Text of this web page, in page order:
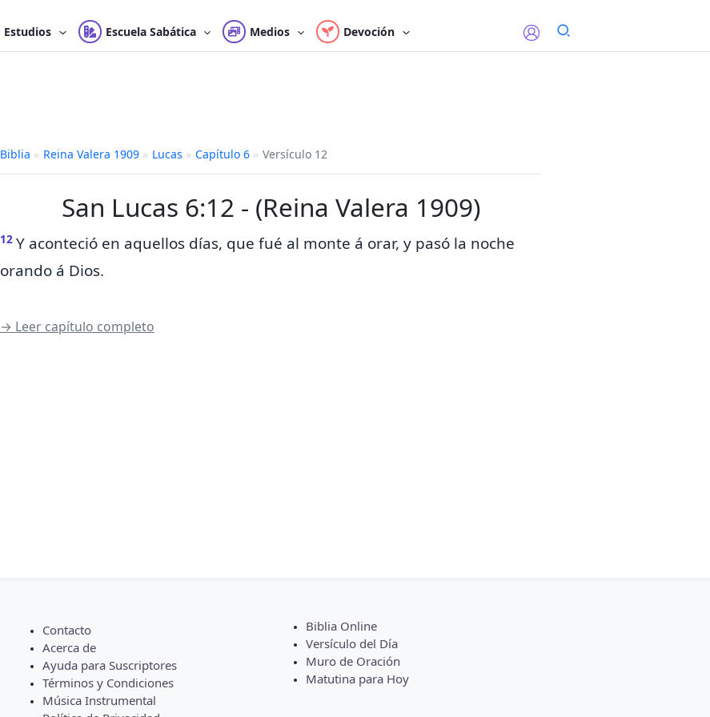
Estudios Escuela Sabática Medios Devoción
Biblia » Reina Valera 1909 » Lucas » Capítulo 6 » Versículo 12
San Lucas 6:12 - (Reina Valera 1909)
12 Y aconteció en aquellos días, que fué al monte á orar, y pasó la noche
orando á Dios.
→ Leer capítulo completo
Contacto
Acerca de
Ayuda para Suscriptores
Términos y Condiciones
Música Instrumental
Biblia Online
Versículo del Día
Muro de Oración
Matutina para Hoy